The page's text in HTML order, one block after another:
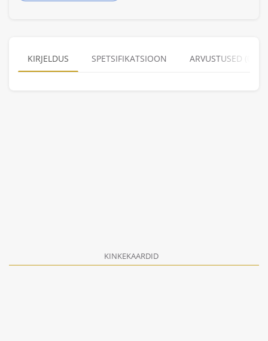
KIRJELDUS SPETSIFIKATSIOON ARVUSTUSED (0)
KINKEKAARDID